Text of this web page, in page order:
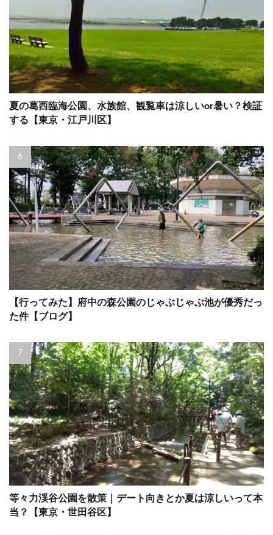
夏の葛西臨海公園、水族館、観覧車は涼しいor暑い？検証
する【東京・江戸川区】
【行ってみた】府中の森公園のじゃぶじゃぶ池が優秀だっ
た件【ブログ】
等々力渓谷公園を散策｜デート向きとか夏は涼しいって本
当？【東京・世田谷区】